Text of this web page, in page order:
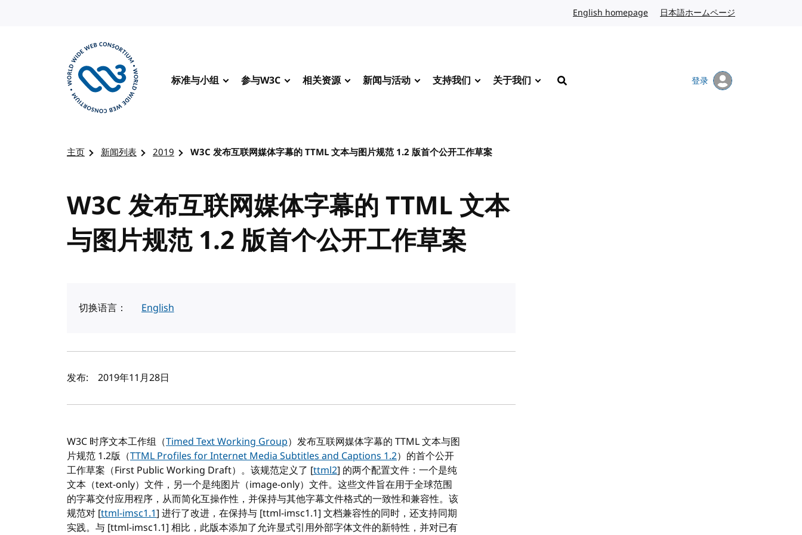
English homepage 英文日本語ホームページ
标准与小组 参与W3C 相关资源 新闻与活动 支持我们 关于我们
搜索
登录
主页 新闻列表 2019 W3C 发布互联网媒体字幕的 TTML 文本与图片规范 1.2 版首个公开工作草案
W3C 发布互联网媒体字幕的 TTML 文本
与图片规范 1.2 版首个公开工作草案
切换语言： English
作者及发布日期
发布: 2019年11月28日
W3C 时序文本工作组（Timed Text Working Group）发布互联网媒体字幕的 TTML 文本与图
片规范 1.2版（TTML Profiles for Internet Media Subtitles and Captions 1.2）的首个公开
工作草案（First Public Working Draft）。该规范定义了 [ttml2] 的两个配置文件：一个是纯
文本（text-only）文件，另一个是纯图片（image-only）文件。这些文件旨在用于全球范围
的字幕交付应用程序，从而简化互操作性，并保持与其他字幕文件格式的一致性和兼容性。该
规范对 [ttml-imsc1.1] 进行了改进，在保持与 [ttml-imsc1.1] 文档兼容性的同时，还支持同期
实践。与 [ttml-imsc1.1] 相比，此版本添加了允许显式引用外部字体文件的新特性，并对已有